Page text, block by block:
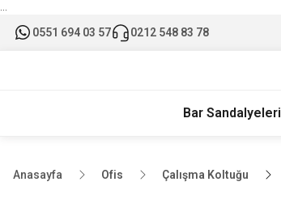
...
0551 694 03 57 0212 548 83 78
Bar Sandalyeleri
Anasayfa Ofis Çalışma Koltuğu